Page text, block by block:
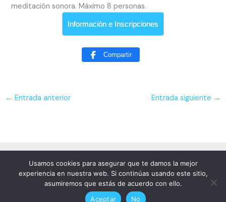
meditación sonora. Máximo 8 personas.
Información e Inscripciones
Compartir
← Entrada anterior Entrada siguiente →
© 2014-2026 Víctor Turull
Todos los derechos reservados
Facebook Instagram
Usamos cookies para asegurar que te damos la mejor
experiencia en nuestra web. Si continúas usando este sitio,
asumiremos que estás de acuerdo con ello.
Aceptar
No